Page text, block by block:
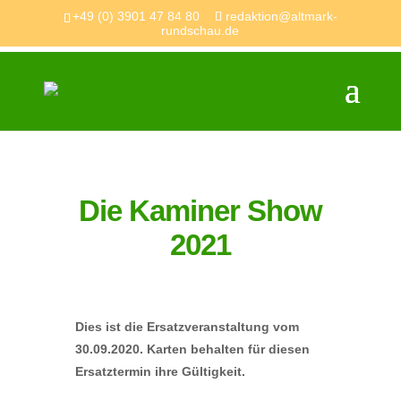
+49 (0) 3901 47 84 80
redaktion@altmark-
rundschau.de
Die Kaminer Show
2021
Dies ist die Ersatzveranstaltung vom
30.09.2020. Karten behalten für diesen
Ersatztermin ihre Gültigkeit.